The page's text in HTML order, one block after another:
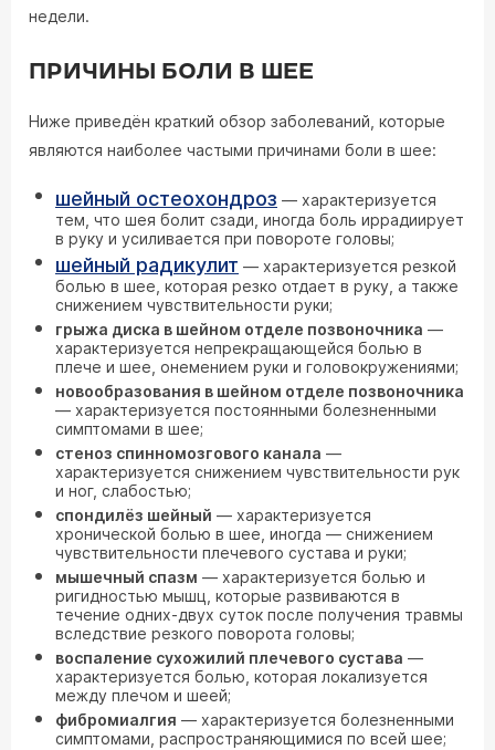
недели.
ПРИЧИНЫ БОЛИ В ШЕЕ
Ниже приведён краткий обзор заболеваний, которые
являются наиболее частыми причинами боли в шее:
шейный остеохондроз — характеризуется
тем, что шея болит сзади, иногда боль иррадиирует
в руку и усиливается при повороте головы;
шейный радикулит — характеризуется резкой
болью в шее, которая резко отдает в руку, а также
снижением чувствительности руки;
грыжа диска в шейном отделе позвоночника —
характеризуется непрекращающейся болью в
плече и шее, онемением руки и головокружениями;
новообразования в шейном отделе позвоночника
— характеризуется постоянными болезненными
симптомами в шее;
стеноз спинномозгового канала —
характеризуется снижением чувствительности рук
и ног, слабостью;
спондилёз шейный — характеризуется
хронической болью в шее, иногда — снижением
чувствительности плечевого сустава и руки;
мышечный спазм — характеризуется болью и
ригидностью мышц, которые развиваются в
течение одних-двух суток после получения травмы
вследствие резкого поворота головы;
воспаление сухожилий плечевого сустава —
характеризуется болью, которая локализуется
между плечом и шеей;
фибромиалгия — характеризуется болезненными
симптомами, распространяющимися по всей шее;